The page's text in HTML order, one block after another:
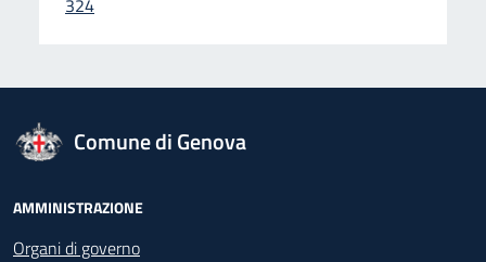
324
logo Unione Europea
Comune di Genova
Footer - Navigazione
AMMINISTRAZIONE
Organi di governo